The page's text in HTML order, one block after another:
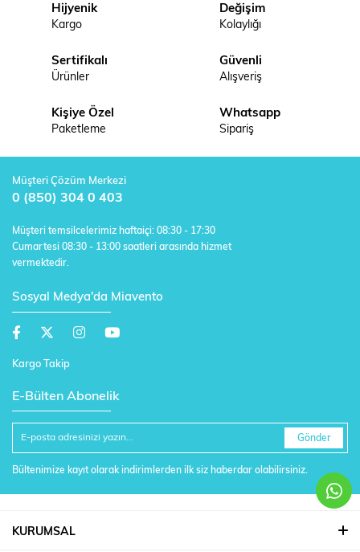
Hijyenik
Kargo
Değişim
Kolaylığı
Sertifikalı
Ürünler
Güvenli
Alışveriş
Kişiye Özel
Paketleme
Whatsapp
Sipariş
Müşteri Çözüm Merkezi
0 (850) 304 0 403
Müşteri temsilcelerimiz haftaiçi: 08:30 - 17:30
Cumartesi 08:30 - 13:00 saatleri arasında hizmet
vermektedir.
Sosyal Medya'da Miavento
Kargo Takip
E-Bülten Abonelik
Gönder
Bültenimize kayıt olarak indirimlerden ilk siz haberdar olabilirsiniz.
KURUMSAL